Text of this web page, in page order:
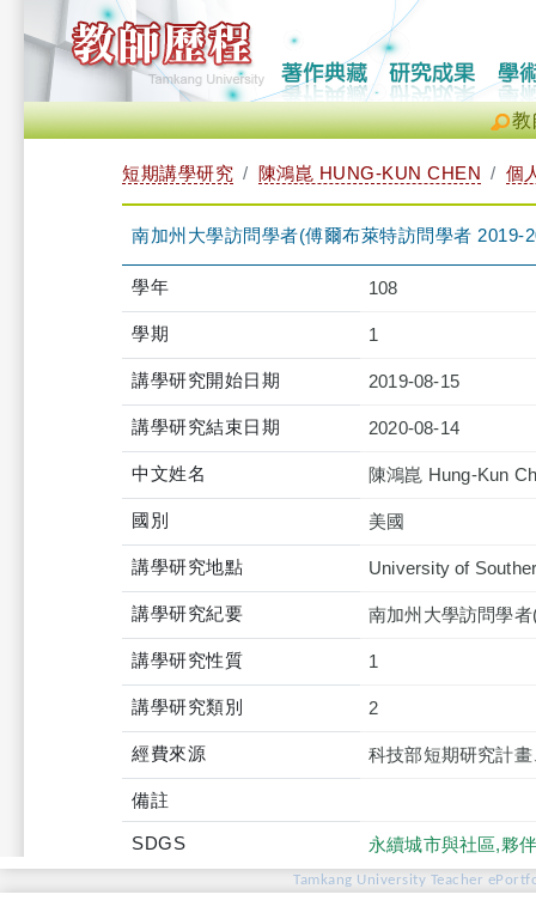
教
短期講學研究 陳鴻崑 HUNG-KUN CHEN 個
南加州大學訪問學者(傅爾布萊特訪問學者 2019-
學年 108
學期 1
講學研究開始日期 2019-08-15
講學研究結束日期 2020-08-14
中文姓名 陳鴻崑 Hung-Kun
國別 美國
講學研究地點 University of
講學研究紀要 南加州大學訪問學
講學研究性質 1
講學研究類別 2
經費來源 科技部短期研究計
備註
SDGS 永續城市與社區,夥
Tamkang University Teacher